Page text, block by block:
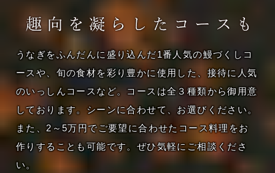
うなぎをふんだんに盛り込んだ1番人気の鰻づくしコ
ースや、旬の食材を彩り豊かに使用した、接待に人気
のいっしんコースなど。コースは全３種類から御用意
しております。シーンに合わせて、お選びください。
また、2～5万円でご要望に合わせたコース料理をお
作りすることも可能です。ぜひ気軽にご相談くださ
い。